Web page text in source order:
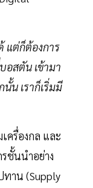
แต่ก็ต้องการ
อสตัน เข้ามา
น เราก็เริ่มมี
ครื่องกล และ
ชั้นนำอย่าง
ทาน (Supply